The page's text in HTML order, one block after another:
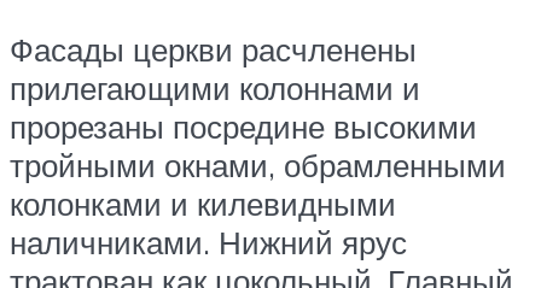
Фасады церкви расчленены
прилегающими колоннами и
прорезаны посредине высокими
тройными окнами, обрамленными
колонками и килевидными
наличниками. Нижний ярус
трактован как цокольный. Главный